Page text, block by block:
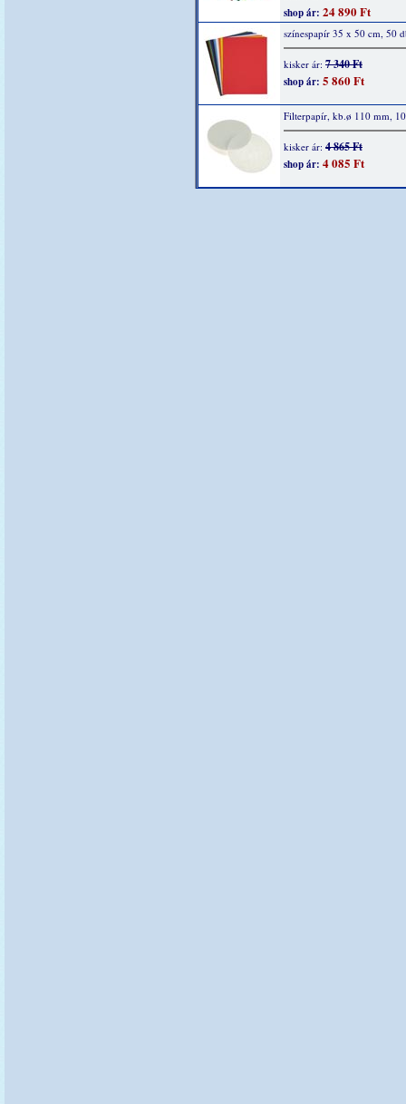
shop ár: 24 890 Ft
színespapír 35 x 50 cm, 50
kisker ár: 7 340 Ft
shop ár: 5 860 Ft
Filterpapír, kb.ø 110 mm,
kisker ár: 4 865 Ft
shop ár: 4 085 Ft